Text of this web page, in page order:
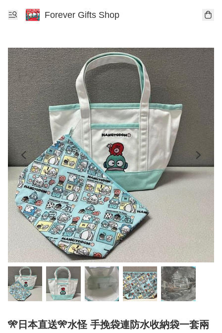
Forever Gifts Shop
🎌日本直送🎌水怪 手挽袋連防水收納袋一套兩